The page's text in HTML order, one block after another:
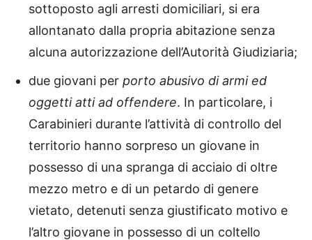
sottoposto agli arresti domiciliari, si era
allontanato dalla propria abitazione senza
alcuna autorizzazione dell’Autorità Giudiziaria;
due giovani per porto abusivo di armi ed
oggetti atti ad offendere. In particolare, i
Carabinieri durante l’attività di controllo del
territorio hanno sorpreso un giovane in
possesso di una spranga di acciaio di oltre
mezzo metro e di un petardo di genere
vietato, detenuti senza giustificato motivo e
l’altro giovane in possesso di un coltello